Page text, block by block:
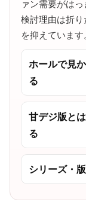
ァン需要がは
検討理由は折
を抑えています
ホールで見
る
甘デジ版と
る
シリーズ・